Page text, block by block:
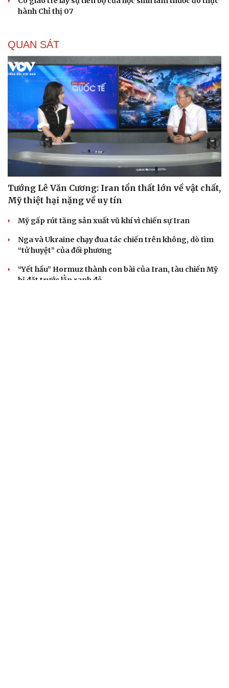
hành Chỉ thị 07
QUAN SÁT
Tướng Lê Văn Cương: Iran tổn thất lớn về vật chất,
Mỹ thiệt hại nặng về uy tín
Mỹ gấp rút tăng sản xuất vũ khí vì chiến sự Iran
Nga và Ukraine chạy đua tác chiến trên không, dò tìm
“tử huyệt” của đối phương
“Yết hầu” Hormuz thành con bài của Iran, tàu chiến Mỹ
bị đặt trước lằn ranh đỏ